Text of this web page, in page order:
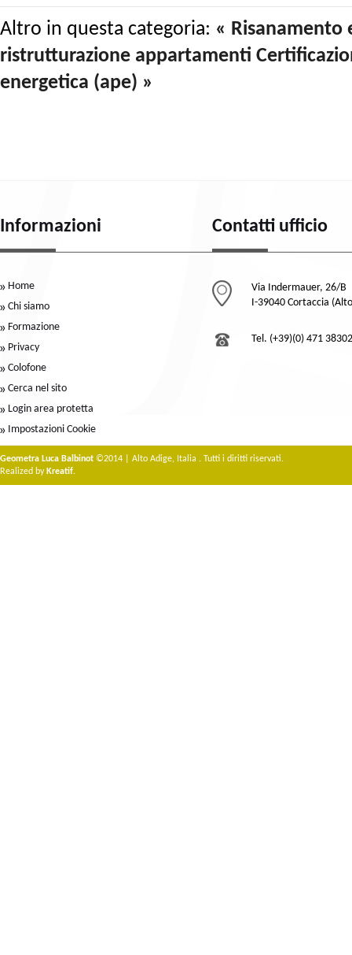
Altro in questa categoria: «
ristrutturazione appartamenti
energetica (ape) »
Informazioni
Home
Chi siamo
Formazione
Privacy
Colofone
Cerca nel sito
Login area protetta
Impostazioni Cookie
Contatti ufficio
Via Indermauer, 26/B
I-39040 Cortaccia
Tel. (+39)(0) 471
Geometra Luca Balbinot ©2014 | Alto Adige, Italia . Tutti i diritti riservati.
Realized by Kreatif.